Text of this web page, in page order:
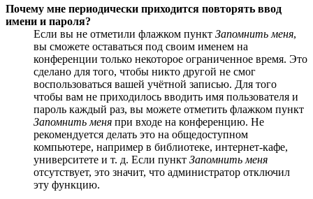
Почему мне периодически приходится повторять ввод
имени и пароля?
Если вы не отметили флажком пункт Запомнить меня,
вы сможете оставаться под своим именем на
конференции только некоторое ограниченное время. Это
сделано для того, чтобы никто другой не смог
воспользоваться вашей учётной записью. Для того
чтобы вам не приходилось вводить имя пользователя и
пароль каждый раз, вы можете отметить флажком пункт
Запомнить меня при входе на конференцию. Не
рекомендуется делать это на общедоступном
компьютере, например в библиотеке, интернет-кафе,
университете и т. д. Если пункт Запомнить меня
отсутствует, это значит, что администратор отключил
эту функцию.